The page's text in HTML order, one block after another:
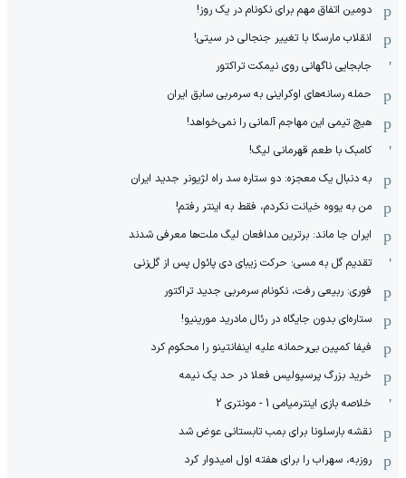
دومین اتفاق مهم برای نکونام در یک روز!
انقلاب مارسکا با تغییر جنجالی در سیتی!
جابجایی ناگهانی روی نیمکت تراکتور
حمله رسانه‌های اوکراینی به سرمربی سابق ایران
هیچ‌ تیمی این مهاجم آلمانی را نمی‌خواهد!
کامبک با طعم قهرمانی لیگ!
به دنبال یک معجزه: دو ستاره سد راه لژیونر جدید ایران
من به یووه خیانت نکردم، فقط به اینتر رفتم!
ایران جا ماند: برترین مدافعان لیگ ملت‌ها معرفی شدند
تقدیم گل به مسی؛ حرکت زیبای دی پائول پس از گل‌زنی
فوری: ربیعی رفت، نکونام سرمربی جدید تراکتور
ستاره‌ای بدون جایگاه در رئال مادرید مورینیو!
فیفا کمپین بی‌رحمانه علیه اینفانتینو را محکوم کرد
خرید بزرگ پرسپولیس فعلا در حد یک نیمه
خلاصه بازی اینترمیامی 1 - مونتری 2
نقشه بارسلونا برای بمب تابستانی عوض شد
روزبه، سهراب را برای هفته اول امیدوار کرد